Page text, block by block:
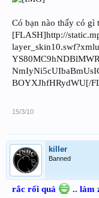
Có bạn nào thấy có gì
[FLASH]http://
BOYXJhfHRydWU[/
15/3/10
killer
Banned
rắc rối quá .. làm